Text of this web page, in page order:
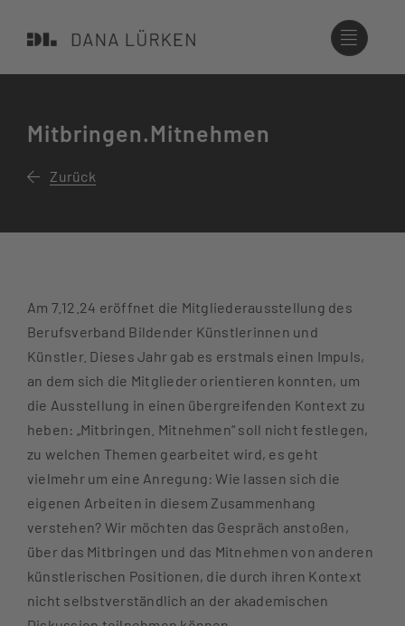
Inhalt
Mitbringen.Mitnehmen
Zurück
Am 7.12.24 eröffnet die Mitgliederausstellung des
Berufsverband Bildender Künstlerinnen und
Künstler. Dieses Jahr gab es erstmals einen Impuls,
an dem sich die Mitglieder orientieren konnten, um
die Ausstellung in einen übergreifenden Kontext zu
heben: „Mitbringen. Mitnehmen“ soll nicht festlegen,
zu welchen Themen gearbeitet wird, es geht
vielmehr um eine Anregung: Wie lassen sich die
eigenen Arbeiten in diesem Zusammenhang
verstehen? Wir möchten das Gespräch anstoßen,
über das Mitbringen und das Mitnehmen von anderen
künstlerischen Positionen, die durch ihren Kontext
nicht selbstverständlich an der akademischen